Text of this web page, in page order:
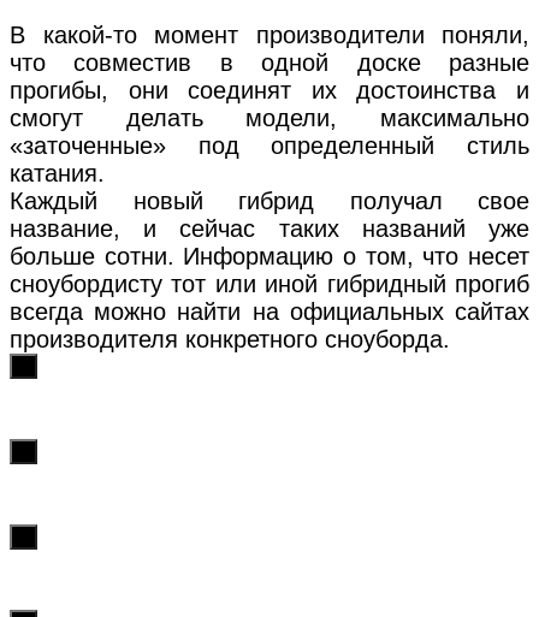
В какой-то момент производители поняли,
что совместив в одной доске разные
прогибы, они соединят их достоинства и
смогут делать модели, максимально
«заточенные» под определенный стиль
катания.
Каждый новый гибрид получал свое
название, и сейчас таких названий уже
больше сотни. Информацию о том, что несет
сноубордисту тот или иной гибридный прогиб
всегда можно найти на официальных сайтах
производителя конкретного сноуборда.